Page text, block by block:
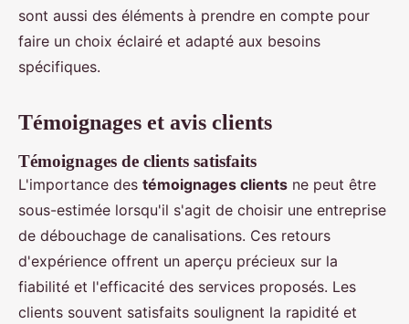
sont aussi des éléments à prendre en compte pour
faire un choix éclairé et adapté aux besoins
spécifiques.
Témoignages et avis clients
Témoignages de clients satisfaits
L'importance des témoignages clients ne peut être
sous-estimée lorsqu'il s'agit de choisir une entreprise
de débouchage de canalisations. Ces retours
d'expérience offrent un aperçu précieux sur la
fiabilité et l'efficacité des services proposés. Les
clients souvent satisfaits soulignent la rapidité et